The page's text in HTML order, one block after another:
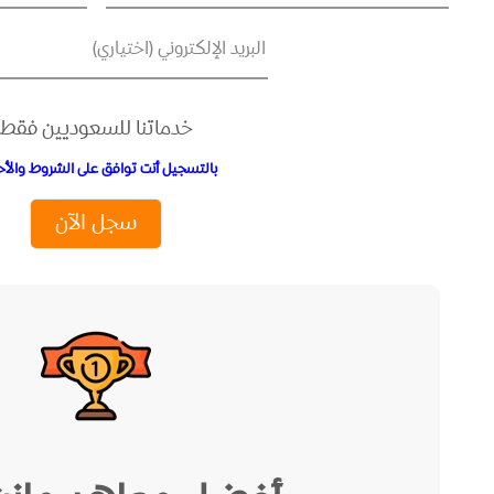
البريد الإلكتروني (اختياري)
خدماتنا للسعوديين فقط
بالتسجيل أنت توافق على الشروط
سجل الآن